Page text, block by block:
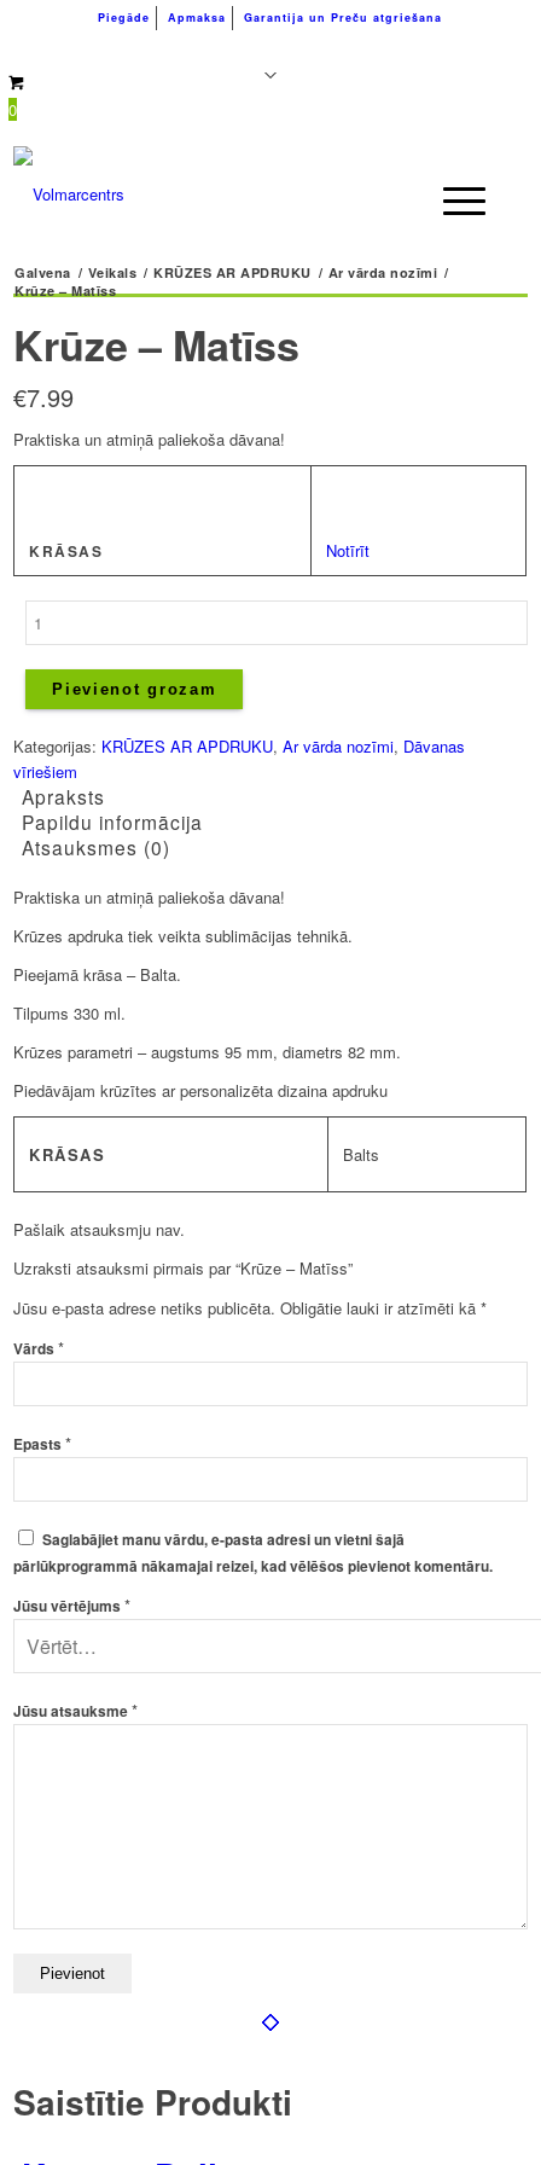
Piegāde Apmaksa Garantija un Preču atgriešana
0
Galvena / Veikals / KRŪZES AR APDRUKU / Ar vārda nozīmi /
Krūze – Matīss
Krūze – Matīss
€7.99
Praktiska un atmiņā paliekoša dāvana!
KRĀSAS Notīrīt
daudzums
Pievienot grozam
Kategorijas: KRŪZES AR APDRUKU,Ar vārda nozīmi, Dāvanas
vīriešiem
Apraksts
Papildu informācija
Atsauksmes (0)
Praktiska un atmiņā paliekoša dāvana!
Krūzes apdruka tiek veikta sublimācijas tehnikā.
Pieejamā krāsa – Balta.
Tilpums 330 ml.
Krūzes parametri – augstums 95 mm, diametrs 82 mm.
Piedāvājam krūzītes ar personalizēta dizaina apdruku
KRĀSAS Balts
Pašlaik atsauksmju nav.
Uzraksti atsauksmi pirmais par “Krūze – Matīss”
Jūsu e-pasta adrese netiks publicēta. Obligātie lauki ir atzīmēti kā*
Vārds*
Epasts*
Saglabājiet manu vārdu, e-pasta adresi un vietni šajā
pārlūkprogrammā nākamajai reizei, kad vēlēšos pievienot komentāru.
Jūsu vērtējums*
Jūsu atsauksme*
Saistītie Produkti